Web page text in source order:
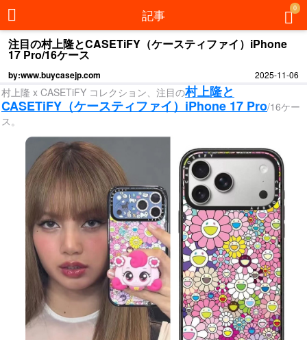
0
記事
注目の村上隆とCASETiFY（ケースティファイ）iPhone
17 Pro/16ケース
by:www.buycasejp.com 2025-11-06
村上隆 x CASETiFY コレクション、注目の村上隆と
CASETiFY（ケースティファイ）iPhone 17 Pro/16ケー
ス。